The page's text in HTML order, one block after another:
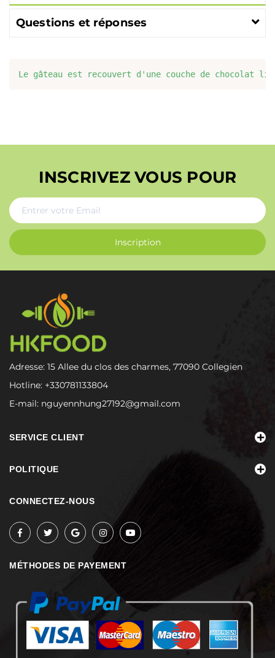
Questions et réponses
Le gâteau est recouvert d'une couche de chocolat
INSCRIVEZ VOUS POUR
Inscription
Adresse: 15 Allee du clos des charmes, 77090 Collegien
Hotline: +330781133804
E-mail: nguyennhung27192@gmail.com
SERVICE CLIENT
POLITIQUE
CONNECTEZ-NOUS
MÉTHODES DE PAYEMENT